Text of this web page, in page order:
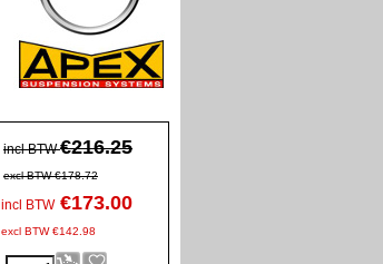
incl BTW €216.25
excl BTW €178.72
incl BTW €173.00
excl BTW €142.98